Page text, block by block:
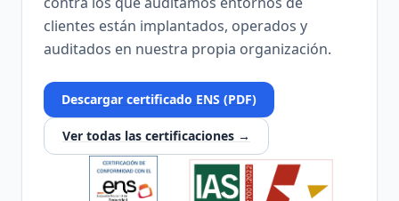
clientes están implantados, operados y
auditados en nuestra propia organización.
Descargar certificado ENS (PDF)
Ver todas las certificaciones →